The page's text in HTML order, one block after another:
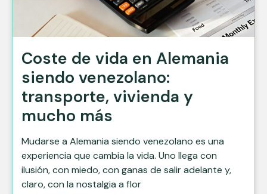
Coste de vida en Alemania​
siendo venezolano:
transporte, vivienda y
mucho más
Mudarse a Alemania siendo venezolano es una
experiencia que cambia la vida. Uno llega con
ilusión, con miedo, con ganas de salir adelante y,
claro, con la nostalgia a flor